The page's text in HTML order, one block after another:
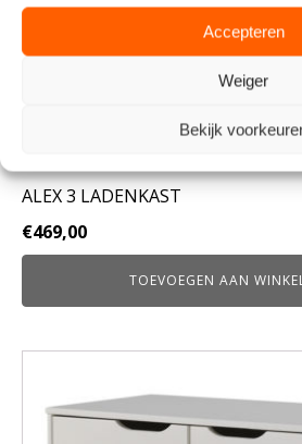
Accepteren
Weiger
Bekijk
ALEX 3 LADENKAST
€469,00
TOEVOEGEN AAN